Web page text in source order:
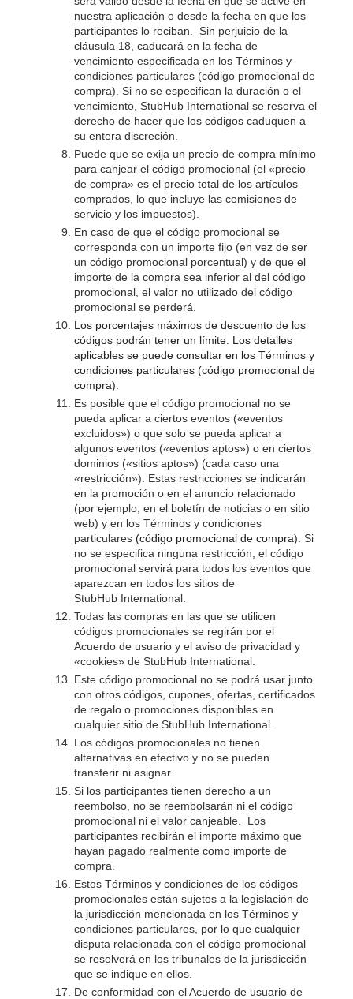
nuestra aplicación o desde la fecha en que los
participantes lo reciban. Sin perjuicio de la
cláusula 18, caducará en la fecha de
vencimiento especificada en los Términos y
condiciones particulares (código promocional de
compra). Si no se especifican la duración o el
vencimiento, StubHub International se reserva el
derecho de hacer que los códigos caduquen a
su entera discreción.
Puede que se exija un precio de compra mínimo
para canjear el código promocional (el «precio
de compra» es el precio total de los artículos
comprados, lo que incluye las comisiones de
servicio y los impuestos).
En caso de que el código promocional se
corresponda con un importe fijo (en vez de ser
un código promocional porcentual) y de que el
importe de la compra sea inferior al del código
promocional, el valor no utilizado del código
promocional se perderá.
Los porcentajes máximos de descuento de los
códigos podrán tener un límite. Los detalles
aplicables se puede consultar en los Términos y
condiciones particulares (código promocional de
compra).
Es posible que el código promocional no se
pueda aplicar a ciertos eventos («eventos
excluidos») o que solo se pueda aplicar a
algunos eventos («eventos aptos») o en ciertos
dominios («sitios aptos») (cada caso una
«restricción»). Estas restricciones se indicarán
en la promoción o en el anuncio relacionado
(por ejemplo, en el boletín de noticias o en sitio
web) y en los Términos y condiciones
particulares (código promocional de compra) . Si
no se especifica ninguna restricción, el código
promocional servirá para todos los eventos que
aparezcan en todos los sitios de
StubHub International.
Todas las compras en las que se utilicen
códigos promocionales se regirán por el
Acuerdo de usuario y el aviso de privacidad y
«cookies» de StubHub International.
Este código promocional no se podrá usar junto
con otros códigos, cupones, ofertas, certificados
de regalo o promociones disponibles en
cualquier sitio de StubHub International.
Los códigos promocionales no tienen
alternativas en efectivo y no se pueden
transferir ni asignar.
Si los participantes tienen derecho a un
reembolso, no se reembolsarán ni el código
promocional ni el valor canjeable. Los
participantes recibirán el importe máximo que
hayan pagado realmente como importe de
compra.
Estos Términos y condiciones de los códigos
promocionales están sujetos a la legislación de
la jurisdicción mencionada en los Términos y
condiciones particulares, por lo que cualquier
disputa relacionada con el código promocional
se resolverá en los tribunales de la jurisdicción
que se indique en ellos.
De conformidad con el Acuerdo de usuario de